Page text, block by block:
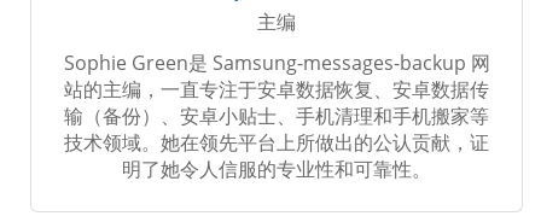
主编
Sophie Green是 Samsung-messages-backup 网
站的主编，一直专注于安卓数据恢复、安卓数据传
输（备份）、安卓小贴士、手机清理和手机搬家等
技术领域。她在领先平台上所做出的公认贡献，证
明了她令人信服的专业性和可靠性。